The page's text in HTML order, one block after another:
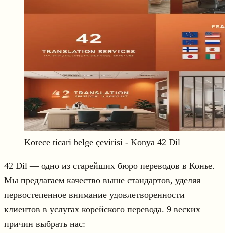
Korece ticari belge çevirisi - Konya 42 Dil
42 Dil — одно из старейших бюро переводов в Конье.
Мы предлагаем качество выше стандартов, уделяя
первостепенное внимание удовлетворенности
клиентов в услугах корейского перевода. 9 веских
причин выбрать нас: